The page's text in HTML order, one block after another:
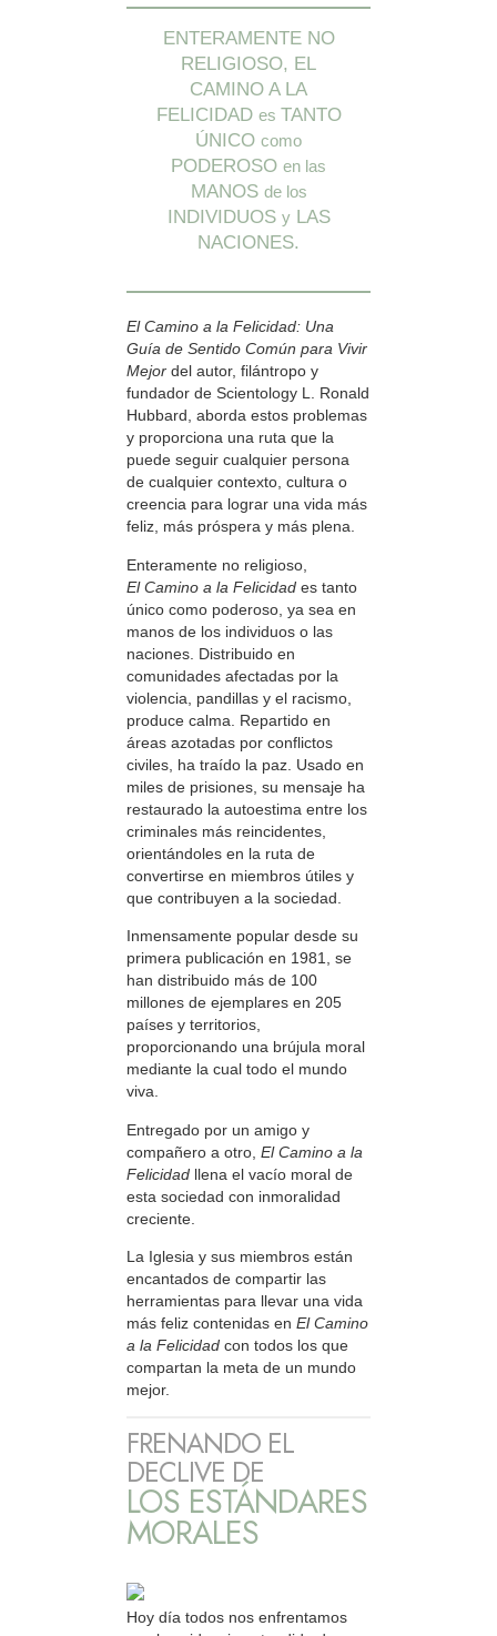
ENTERAMENTE NO
RELIGIOSO, EL
CAMINO A LA
FELICIDAD es TANTO
ÚNICO como
PODEROSO en las
MANOS de los
INDIVIDUOS yLAS
NACIONES.
El Camino a la Felicidad: Una
Guía de Sentido Común para Vivir
Mejor del autor, filántropo y
fundador de Scientology L. Ronald
Hubbard, aborda estos problemas
y proporciona una ruta que la
puede seguir cualquier persona
de cualquier contexto, cultura o
creencia para lograr una vida más
feliz, más próspera y más plena.
Enteramente no religioso,
El Camino a la Felicidad es tanto
único como poderoso, ya sea en
manos de los individuos o las
naciones. Distribuido en
comunidades afectadas por la
violencia, pandillas y el racismo,
produce calma. Repartido en
áreas azotadas por conflictos
civiles, ha traído la paz. Usado en
miles de prisiones, su mensaje ha
restaurado la autoestima entre los
criminales más reincidentes,
orientándoles en la ruta de
convertirse en miembros útiles y
que contribuyen a la sociedad.
Inmensamente popular desde su
primera publicación en 1981, se
han distribuido más de 100
millones de ejemplares en 205
países y territorios,
proporcionando una brújula moral
mediante la cual todo el mundo
viva.
Entregado por un amigo y
compañero a otro, El Camino a la
Felicidad llena el vacío moral de
esta sociedad con inmoralidad
creciente.
La Iglesia y sus miembros están
encantados de compartir las
herramientas para llevar una vida
más feliz contenidas en El Camino
a la Felicidad con todos los que
compartan la meta de un mundo
mejor.
FRENANDO EL
DECLIVE DE
LOS ESTÁNDARES
MORALES
Hoy día todos nos enfrentamos